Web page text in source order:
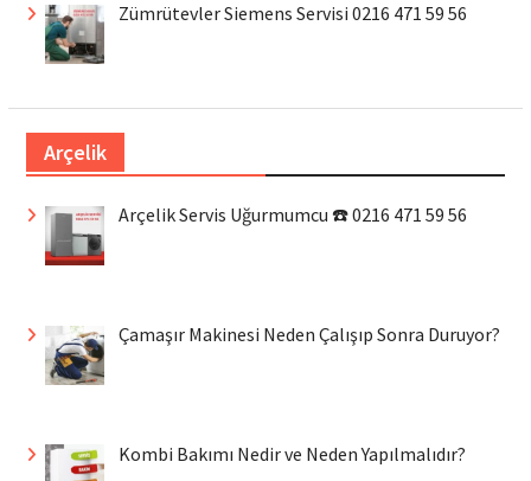
Zümrütevler Siemens Servisi 0216 471 59 56
Arçelik
Arçelik Servis Uğurmumcu ☎️ 0216 471 59 56
Çamaşır Makinesi Neden Çalışıp Sonra Duruyor?
Kombi Bakımı Nedir ve Neden Yapılmalıdır?